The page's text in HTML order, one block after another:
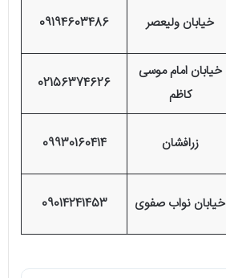
خیابان ولیعصر 09194603486
خیابان امام موسی
کاظم
02156374626
زرافشان 09930160414
خیابان نواب صفوی 09014241453